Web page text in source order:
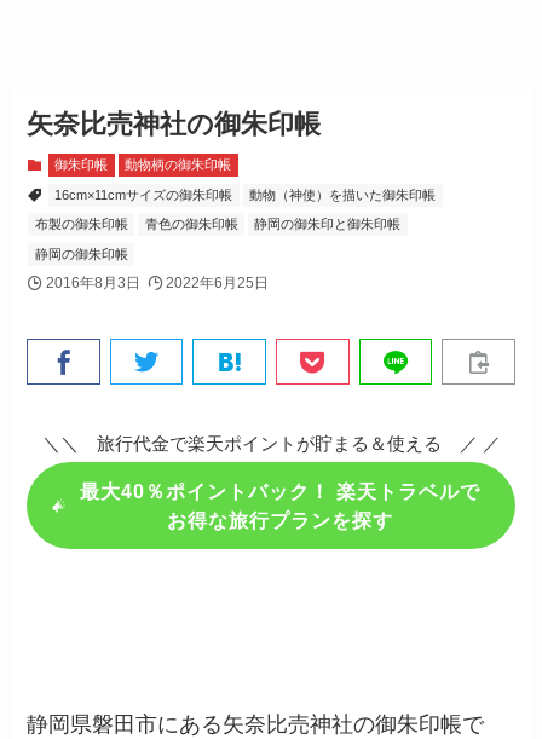
矢奈比売神社の御朱印帳
御朱印帳 動物柄の御朱印帳
16cm×11cmサイズの御朱印帳 動物（神使）を描いた御朱印帳
布製の御朱印帳 青色の御朱印帳 静岡の御朱印と御朱印帳
静岡の御朱印帳
2016年8月3日 2022年6月25日
＼＼ 旅行代金で楽天ポイントが貯まる＆使える ／ ／
最大40％ポイントバック！ 楽天トラベルで
お得な旅行プランを探す
静岡県磐田市にある矢奈比売神社の御朱印帳で